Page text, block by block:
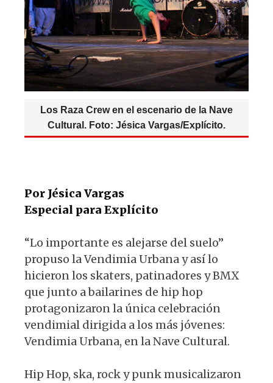
Los Raza Crew en el escenario de la Nave
Cultural. Foto: Jésica Vargas/Explícito.
Por Jésica Vargas
Especial para Explícito
“Lo importante es alejarse del suelo”
propuso la Vendimia Urbana y así lo
hicieron los skaters, patinadores y BMX
que junto a bailarines de hip hop
protagonizaron la única celebración
vendimial dirigida a los más jóvenes:
Vendimia Urbana, en la Nave Cultural.
Hip Hop, ska, rock y punk musicalizaron